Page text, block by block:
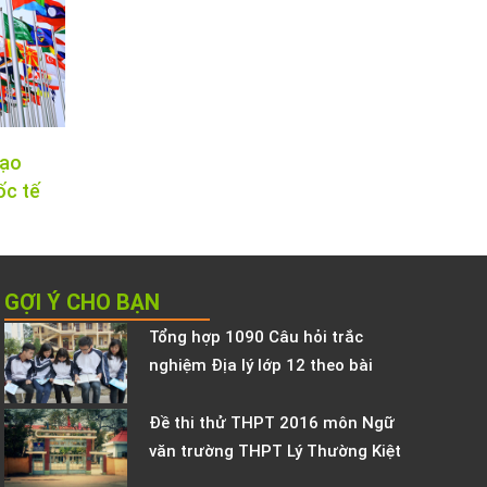
tế
GỢI Ý CHO BẠN
Tổng hợp 1090 Câu hỏi trắc
nghiệm Địa lý lớp 12 theo bài
Đề thi thử THPT 2016 môn Ngữ
văn trường THPT Lý Thường Kiệt